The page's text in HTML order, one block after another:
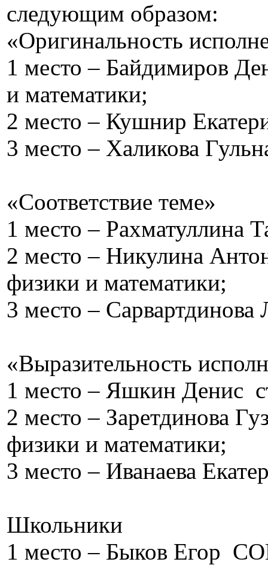
следующим образом:
«Оригинальность
1 место – Байдимиров
и математики;
2 место – Кушнир
3 место – Халикова
«Соответствие теме»
1 место – Рахматуллина
2 место – Никулина
физики и математики;
3 место –
«Выразительность
1 место – Яшкин Денис
2 место – Заретдинова
физики и математики;
3 место – Иванаева
Школьники
1 место – Быков Егор